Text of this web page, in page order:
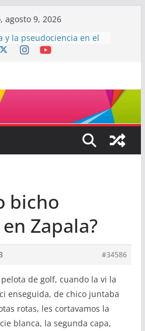
agosto 9, 2026
y la pseudociencia en el
(o cómo debatir sin
los golpes)
capaces de lo que
bicho
Zapala?
#34586
pelota de golf, cuando la vi la
enseguida, de chico juntaba
rotas, les cortavamos la
blanca, la segunda capa,